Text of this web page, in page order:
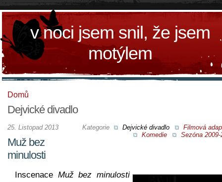
v noci jsem snil, že jsem
motýlem
Domů
Dejvické divadlo
Kategorie Dejvické divadlo
Filmová
Komedie
Sezóna 2009-
25. Listopad 2013
Muž bez
minulosti
Inscenace Muž bez minulosti